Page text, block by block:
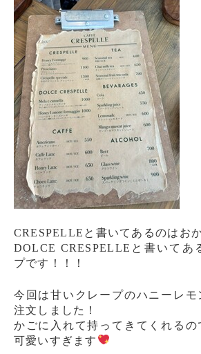
CRESPELLEと書いてあるのはお
DOLCE CRESPELLEと書いてあ
プです！！！
今回は甘いクレープのハニーレモ
注文しました！
かごに入れて持ってきてくれるの
可愛いすぎます